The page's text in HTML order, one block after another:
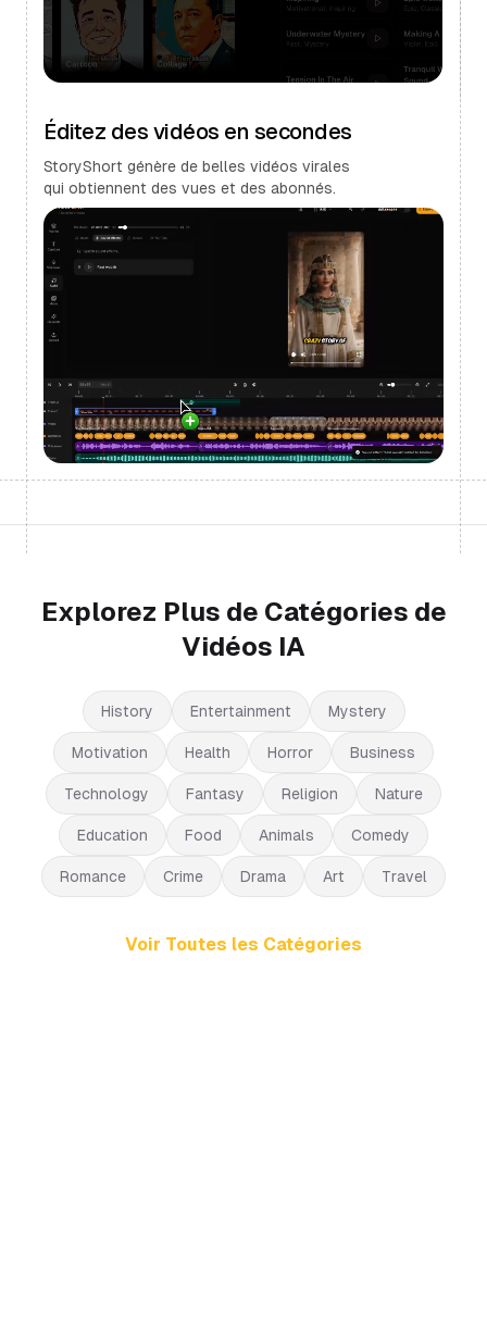
Éditez des vidéos en secondes
StoryShort génère de belles vidéos virales
qui obtiennent des vues et des abonnés.
Explorez Plus de Catégories de
Vidéos IA
History Entertainment Mystery
Motivation Health Horror Business
Technology Fantasy Religion Nature
Education Food Animals Comedy
Romance Crime Drama Art Travel
Voir Toutes les Catégories